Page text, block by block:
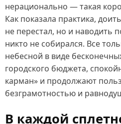
нерационально — такая
Как показала практика,
не перестал, но и наводить
никто не собирался. Все
небесной в виде
городского бюджета,
карман» и продолжают
безграмотностью и
В каждой